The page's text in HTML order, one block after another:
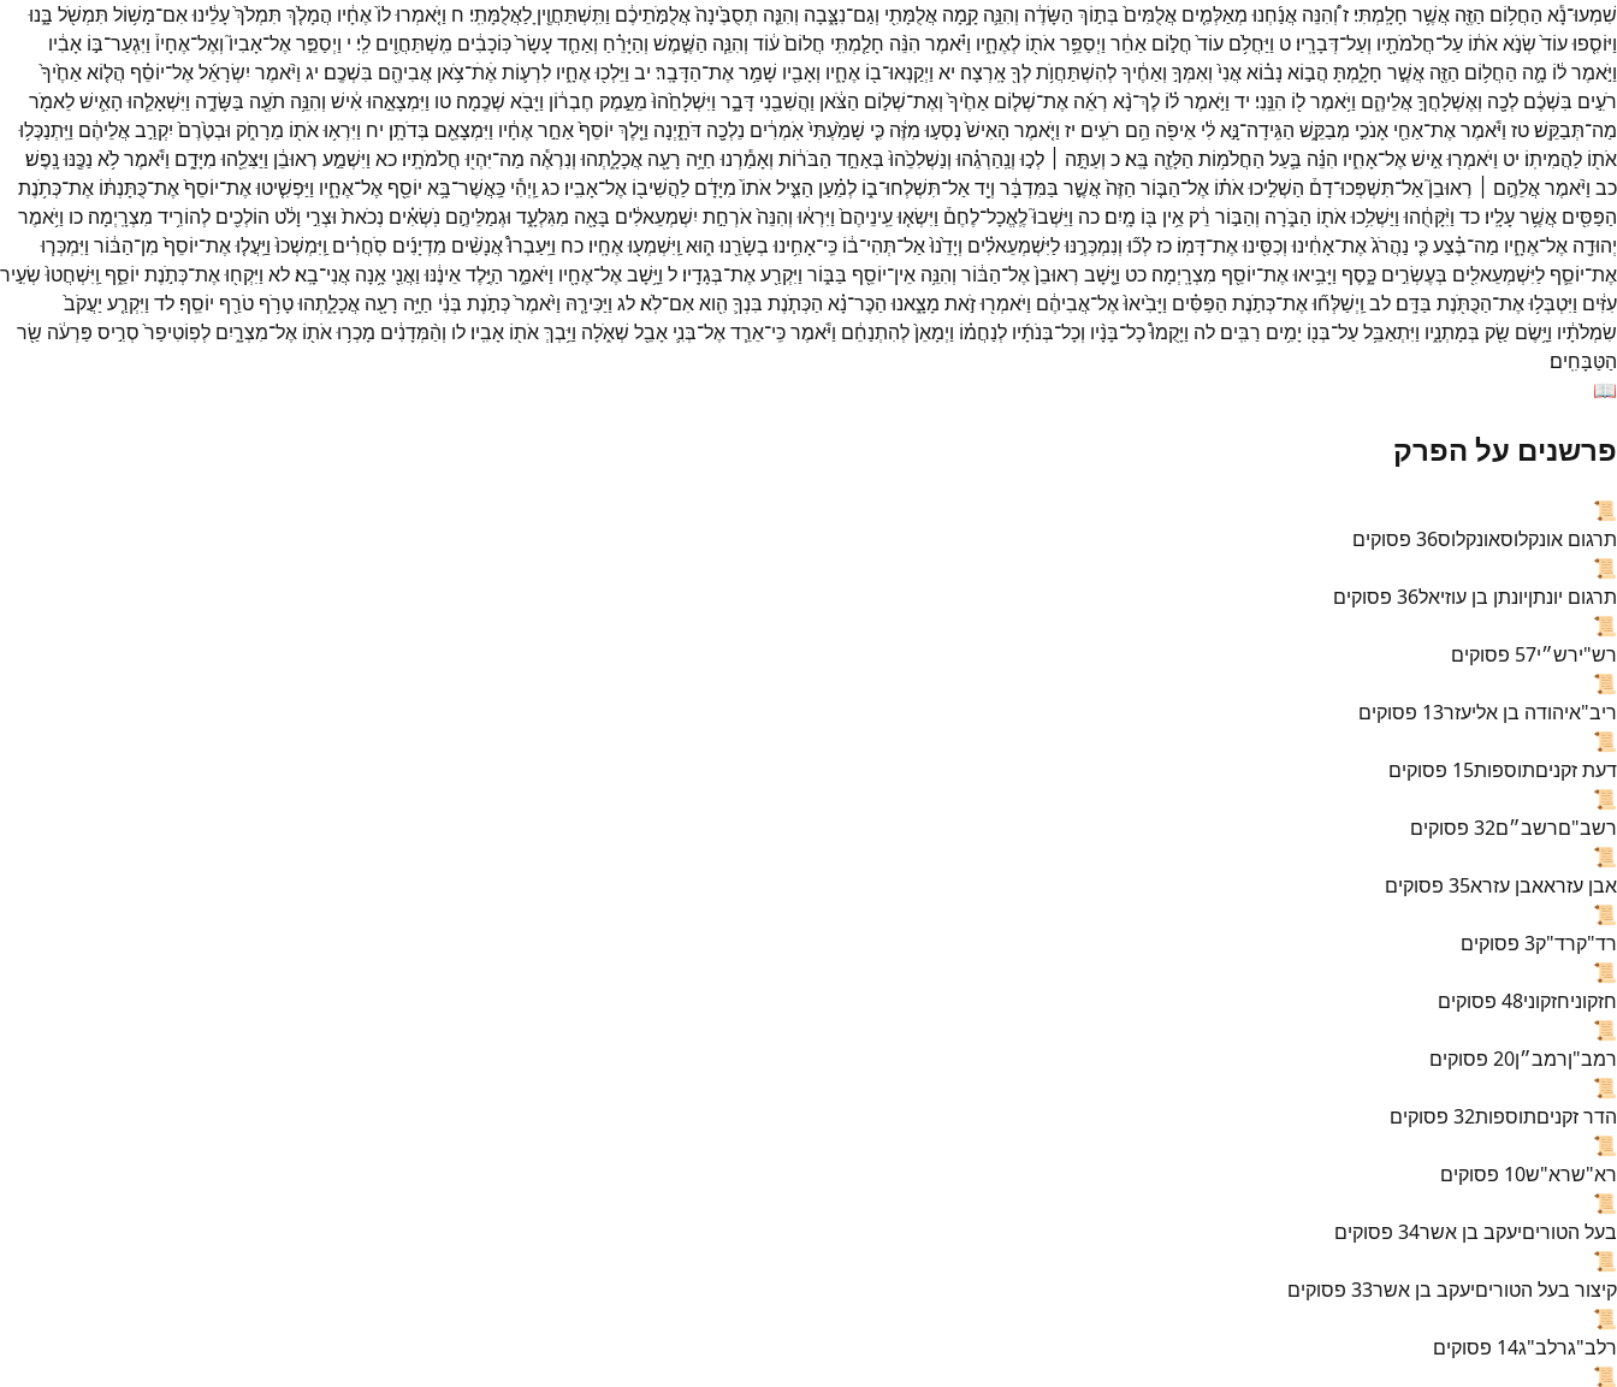
שִׁמְעוּ־נָ֕א הַחֲל֥וֹם הַזֶּ֖ה אֲשֶׁ֥ר חָלָֽמְתִּי׃ זוְ֠הִנֵּה אֲנַ֜חְנוּ מְאַלְּמִ֤ים אֲלֻמִּים֙ בְּת֣וֹךְ הַשָּׂדֶ֔ה וְהִנֵּ֛ה קָ֥מָה אֲלֻמָּתִ֖י וְגַם־נִצָּ֑בָה וְהִנֵּ֤ה תְסֻבֶּ֙ינָה֙אֲלֻמֹּ֣תֵיכֶ֔ם וַתִּֽשְׁתַּחֲוֶ֖יןָ לַאֲלֻמָּתִֽי׃ ח וַיֹּ֤אמְרוּלוֹ֙אֶחָ֔יו הֲמָלֹ֤ךְ תִּמְלֹךְ֙עָלֵ֔ינוּאִם־מָשׁ֥וֹל תִּמְשֹׁ֖ל בָּ֑נוּ
וַיּוֹסִ֤פוּעוֹד֙ שְׂנֹ֣אאֹת֔וֹ עַל־חֲלֹמֹתָ֖יו וְעַל־דְּבָרָֽיו׃ ט וַיַּחֲלֹ֥ם עוֹד֙ חֲל֣וֹם אַחֵ֔ר וַיְסַפֵּ֥ראֹת֖וֹ לְאֶחָ֑יו וַיֹּ֗אמֶר הִנֵּ֨ה חָלַ֤מְתִּֽי חֲלוֹם֙ע֔וֹד וְהִנֵּ֧ה הַשֶּׁ֣מֶשׁ וְהַיָּרֵ֗חַ וְאַחַ֤דעָשָׂר֙כּֽוֹכָבִ֔ים מִֽשְׁתַּחֲוִ֖ים לִֽי׃ י וַיְסַפֵּ֣ראֶל־אָבִיו֮ וְאֶל־אֶחָיו֒ וַיִּגְעַר־בּ֣וֹ אָבִ֔יו
וַיֹּ֣אמֶרל֔וֹ מָ֛ה הַחֲל֥וֹם הַזֶּ֖ה אֲשֶׁ֣ר חָלָ֑מְתָּ הֲב֣וֹא נָב֗וֹאאֲנִי֙ וְאִמְּךָ֣ וְאַחֶ֔יךָלְהִשְׁתַּחֲוֺ֥תלְךָ֖אָֽרְצָה׃ יא וַיְקַנְאוּ־ב֖וֹ אֶחָ֑יו וְאָבִ֖יו שָׁמַ֥ראֶת־הַדָּבָֽר׃ יב וַיֵּלְכ֖וּאֶחָ֑יו לִרְע֛וֹתאֶׄתׄ־צֹ֥אן אֲבִיהֶ֖ם בִּשְׁכֶֽם׃ יג וַיֹּ֨אמֶר יִשְׂרָאֵ֜לאֶל־יוֹסֵ֗ף הֲל֤וֹאאַחֶ֙יךָ֙
רֹעִ֣ים בִּשְׁכֶ֔ם לְכָ֖ה וְאֶשְׁלָחֲךָ֣אֲלֵיהֶ֑ם וַיֹּ֥אמֶרל֖וֹ הִנֵּֽנִי׃ יד וַיֹּ֣אמֶרל֗וֹ לֶךְ־נָ֨א רְאֵ֜ה אֶת־שְׁל֤וֹם אַחֶ֙יךָ֙ וְאֶת־שְׁל֣וֹם הַצֹּ֔אן וַהֲשִׁבֵ֖נִי דָּבָ֑ר וַיִּשְׁלָחֵ֙הוּ֙ מֵעֵ֣מֶק חֶבְר֔וֹן וַיָּבֹ֖א שְׁכֶֽמָה׃ טו וַיִּמְצָאֵ֣הוּאִ֔ישׁ וְהִנֵּ֥ה תֹעֶ֖ה בַּשָּׂדֶ֑ה וַיִּשְׁאָלֵ֧הוּ הָאִ֛ישׁלֵאמֹ֖ר
מַה־תְּבַקֵּֽשׁ׃טז וַיֹּ֕אמֶראֶת־אַחַ֖י אָנֹכִ֣י מְבַקֵּ֑שׁ הַגִּֽידָה־נָּ֣אלִ֔י אֵיפֹ֖ה הֵ֥ם רֹעִֽים׃ יז וַיֹּ֤אמֶר הָאִישׁ֙ נָסְע֣וּ מִזֶּ֔ה כִּ֤י שָׁמַ֙עְתִּי֙אֹֽמְרִ֔ים נֵלְכָ֖ה דֹּתָ֑יְנָה וַיֵּ֤לֶךְ יוֹסֵף֙אַחַ֣ראֶחָ֔יו וַיִּמְצָאֵ֖ם בְּדֹתָֽן׃ יח וַיִּרְא֥וּאֹת֖וֹ מֵרָחֹ֑ק וּבְטֶ֙רֶם֙ יִקְרַ֣באֲלֵיהֶ֔ם וַיִּֽתְנַכְּל֥וּ
אֹת֖וֹ לַהֲמִיתֽוֹ׃ יט וַיֹּאמְר֖וּאִ֣ישׁאֶל־אָחִ֑יו הִנֵּ֗ה בַּ֛עַל הַחֲלֹמ֥וֹת הַלָּזֶ֖ה בָּֽא׃כ וְעַתָּ֣ה ׀ לְכ֣וּ וְנַֽהַרְגֵ֗הוּ וְנַשְׁלִכֵ֙הוּ֙ בְּאַחַ֣ד הַבֹּר֔וֹת וְאָמַ֕רְנוּ חַיָּ֥ה רָעָ֖ה אֲכָלָ֑תְהוּ וְנִרְאֶ֕ה מַה־יִּהְי֖וּ חֲלֹמֹתָֽיו׃ כא וַיִּשְׁמַ֣ע רְאוּבֵ֔ן וַיַּצִּלֵ֖הוּ מִיָּדָ֑ם וַיֹּ֕אמֶרלֹ֥א נַכֶּ֖נּוּ נָֽפֶשׁ׃
כב וַיֹּ֨אמֶראֲלֵהֶ֣ם ׀ רְאוּבֵן֮אַל־תִּשְׁפְּכוּ־דָם֒ הַשְׁלִ֣יכוּאֹת֗וֹ אֶל־הַבּ֤וֹר הַזֶּה֙אֲשֶׁ֣ר בַּמִּדְבָּ֔ר וְיָ֖דאַל־תִּשְׁלְחוּ־ב֑וֹ לְמַ֗עַן הַצִּ֤ילאֹתוֹ֙ מִיָּדָ֔ם לַהֲשִׁיב֖וֹ אֶל־אָבִֽיו׃ כג וַֽיְהִ֕י כַּֽאֲשֶׁר־בָּ֥א יוֹסֵ֖ף אֶל־אֶחָ֑יו וַיַּפְשִׁ֤יטוּאֶת־יוֹסֵף֙אֶת־כֻּתָּנְתּ֔וֹ אֶת־כְּתֹ֥נֶת
הַפַּסִּ֖ים אֲשֶׁ֥רעָלָֽיו׃ כד וַיִּ֨קָּחֻ֔הוּ וַיַּשְׁלִ֥כוּאֹת֖וֹ הַבֹּ֑רָה וְהַבּ֣וֹר רֵ֔ק אֵ֥ין בּ֖וֹ מָֽיִם׃ כה וַיֵּשְׁבוּ֮לֶֽאֱכָל־לֶחֶם֒ וַיִּשְׂא֤וּעֵֽינֵיהֶם֙ וַיִּרְא֔וּ וְהִנֵּה֙אֹרְחַ֣ת יִשְׁמְעֵאלִ֔ים בָּאָ֖ה מִגִּלְעָ֑ד וּגְמַלֵּיהֶ֣ם נֹֽשְׂאִ֗ים נְכֹאת֙ וּצְרִ֣י וָלֹ֔ט הוֹלְכִ֖ים לְהוֹרִ֥יד מִצְרָֽיְמָה׃ כו וַיֹּ֥אמֶר
יְהוּדָ֖ה אֶל־אֶחָ֑יו מַה־בֶּ֗צַעכִּ֤י נַהֲרֹג֙אֶת־אָחִ֔ינוּ וְכִסִּ֖ינוּאֶת־דָּמֽוֹ׃ כזלְכ֞וּ וְנִמְכְּרֶ֣נּוּלַיִּשְׁמְעֵאלִ֗ים וְיָדֵ֙נוּ֙אַל־תְּהִי־ב֔וֹ כִּֽי־אָחִ֥ינוּ בְשָׂרֵ֖נוּ ה֑וּא וַֽיִּשְׁמְע֖וּאֶחָֽיו׃ כח וַיַּֽעַבְרוּ֩אֲנָשִׁ֨ים מִדְיָנִ֜ים סֹֽחֲרִ֗ים וַֽיִּמְשְׁכוּ֙ וַיַּֽעֲל֤וּאֶת־יוֹסֵף֙ מִן־הַבּ֔וֹר וַיִּמְכְּר֧וּ
אֶת־יוֹסֵ֛ף לַיִּשְׁמְעֵאלִ֖ים בְּעֶשְׂרִ֣ים כָּ֑סֶף וַיָּבִ֥יאוּאֶת־יוֹסֵ֖ף מִצְרָֽיְמָה׃ כט וַיָּ֤שָׁב רְאוּבֵן֙אֶל־הַבּ֔וֹר וְהִנֵּ֥ה אֵין־יוֹסֵ֖ף בַּבּ֑וֹר וַיִּקְרַ֖עאֶת־בְּגָדָֽיו׃ ל וַיָּ֥שָׁבאֶל־אֶחָ֖יו וַיֹּאמַ֑ר הַיֶּ֣לֶדאֵינֶ֔נּוּ וַאֲנִ֖י אָ֥נָה אֲנִי־בָֽא׃לא וַיִּקְח֖וּאֶת־כְּתֹ֣נֶת יוֹסֵ֑ף וַֽיִּשְׁחֲטוּ֙ שְׂעִ֣יר
עִזִּ֔ים וַיִּטְבְּל֥וּאֶת־הַכֻּתֹּ֖נֶת בַּדָּֽם׃ לב וַֽיְשַׁלְּח֞וּאֶת־כְּתֹ֣נֶת הַפַּסִּ֗ים וַיָּבִ֙יאוּ֙אֶל־אֲבִיהֶ֔ם וַיֹּאמְר֖וּזֹ֣את מָצָ֑אנוּ הַכֶּר־נָ֗א הַכְּתֹ֧נֶת בִּנְךָ֛ הִ֖ואאִם־לֹֽא׃לג וַיַּכִּירָ֤הּ וַיֹּ֙אמֶר֙כְּתֹ֣נֶת בְּנִ֔י חַיָּ֥ה רָעָ֖ה אֲכָלָ֑תְהוּטָרֹ֥ף טֹרַ֖ף יוֹסֵֽף׃ לד וַיִּקְרַ֤ע יַעֲקֹב֙
שִׂמְלֹתָ֔יו וַיָּ֥שֶׂם שַׂ֖ק בְּמָתְנָ֑יו וַיִּתְאַבֵּ֥לעַל־בְּנ֖וֹ יָמִ֥ים רַבִּֽים׃ לה וַיָּקֻמוּ֩כָל־בָּנָ֨יו וְכָל־בְּנֹתָ֜יו לְנַחֲמ֗וֹ וַיְמָאֵן֙לְהִתְנַחֵ֔ם וַיֹּ֕אמֶרכִּֽי־אֵרֵ֧דאֶל־בְּנִ֛י אָבֵ֖ל שְׁאֹ֑לָה וַיֵּ֥בְךְּאֹת֖וֹ אָבִֽיו׃ לו וְהַ֨מְּדָנִ֔ים מָכְר֥וּאֹת֖וֹ אֶל־מִצְרָ֑יִם לְפֽוֹטִיפַר֙ סְרִ֣יס פַּרְעֹ֔ה שַׂ֖ר
הַטַּבָּחִֽים׃
📖
פרשנים על הפרק
📜
תרגום אונקלוסאונקלוס36 פסוקים
📜
תרגום יונתןיונתן בן עוזיאל36 פסוקים
📜
רש"ירש״י57 פסוקים
📜
ריב"איהודה בן אליעזר13 פסוקים
📜
דעת זקניםתוספות15 פסוקים
📜
רשב"םרשב״ם32 פסוקים
📜
אבן עזראאבן עזרא35 פסוקים
📜
רד"קרד"ק3 פסוקים
📜
חזקוניחזקוני48 פסוקים
📜
רמב"ןרמב״ן20 פסוקים
📜
הדר זקניםתוספות32 פסוקים
📜
רא"שרא"ש10 פסוקים
📜
בעל הטוריםיעקב בן אשר34 פסוקים
📜
קיצור בעל הטוריםיעקב בן אשר33 פסוקים
📜
רלב"גרלב"ג14 פסוקים
📜